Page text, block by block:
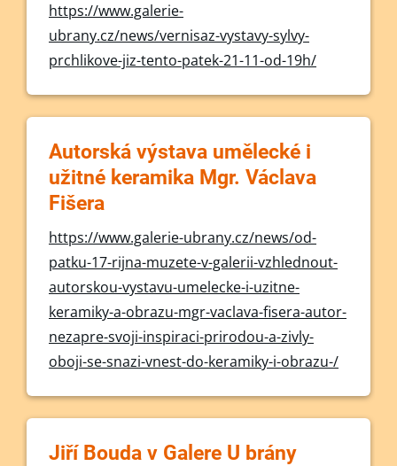
https://www.galerie-
ubrany.cz/news/vernisaz-vystavy-sylvy-
prchlikove-jiz-tento-patek-21-11-od-19h/
Autorská výstava umělecké i
užitné keramika Mgr. Václava
Fišera
https://www.galerie-ubrany.cz/news/od-
patku-17-rijna-muzete-v-galerii-vzhlednout-
autorskou-vystavu-umelecke-i-uzitne-
keramiky-a-obrazu-mgr-vaclava-fisera-autor-
nezapre-svoji-inspiraci-prirodou-a-zivly-
oboji-se-snazi-vnest-do-keramiky-i-obrazu-/
Jiří Bouda v Galere U brány